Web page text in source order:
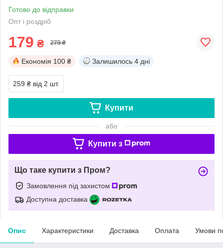
Готово до відправки
Опт і роздріб
179 ₴ 279 ₴
Економія 100 ₴ Залишилось 4 дні
259 ₴ від 2 шт.
Купити
або
Купити з
Що таке купити з Пром?
Замовлення під захистом
Доступна доставка
Опис Характеристики Доставка Оплата Умови